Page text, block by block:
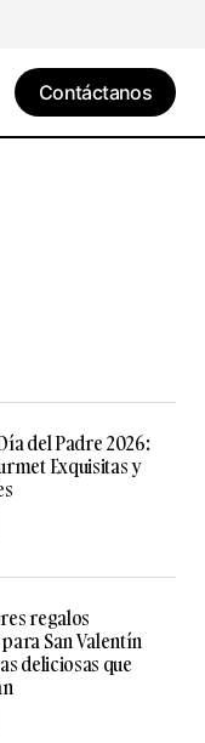
Contáctanos
del Padre 2026:
Exquisitas y
regalos
San Valentín
deliciosas que